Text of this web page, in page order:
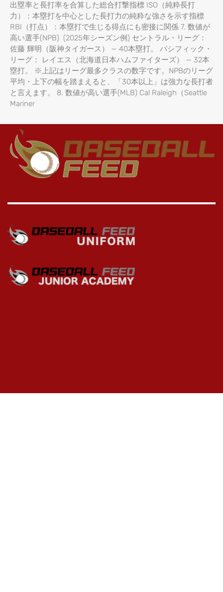
出塁率と長打率を合算した総合打撃指標 ISO（純粋長打
力）：本塁打を中心とした長打力の純粋な強さを示す指標
RBI（打点）：本塁打で生じる得点にも密接に関係 7. 数値が
高い選手(NPB) (2025年シーズン例) セントラル・リーグ：
佐藤 輝明（阪神タイガース） — 40本塁打。 パシフィック・
リーグ： レイエス（北海道日本ハムファイターズ） — 32本
塁打。 ※上記はリーグ最多クラスの数字です。NPBのリーグ
平均・上下の幅を踏まえると、「30本以上」は強力な長打者
と言えます。 8. 数値が高い選手(MLB) Cal Raleigh（Seattle
Mariner